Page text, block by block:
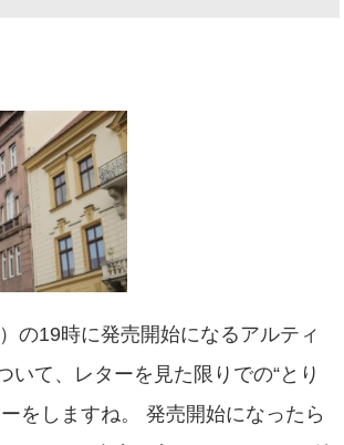
の19時に発売開始になるアルティ
いて、レターを見た限りでの“とり
をしますね。 発売開始になったら